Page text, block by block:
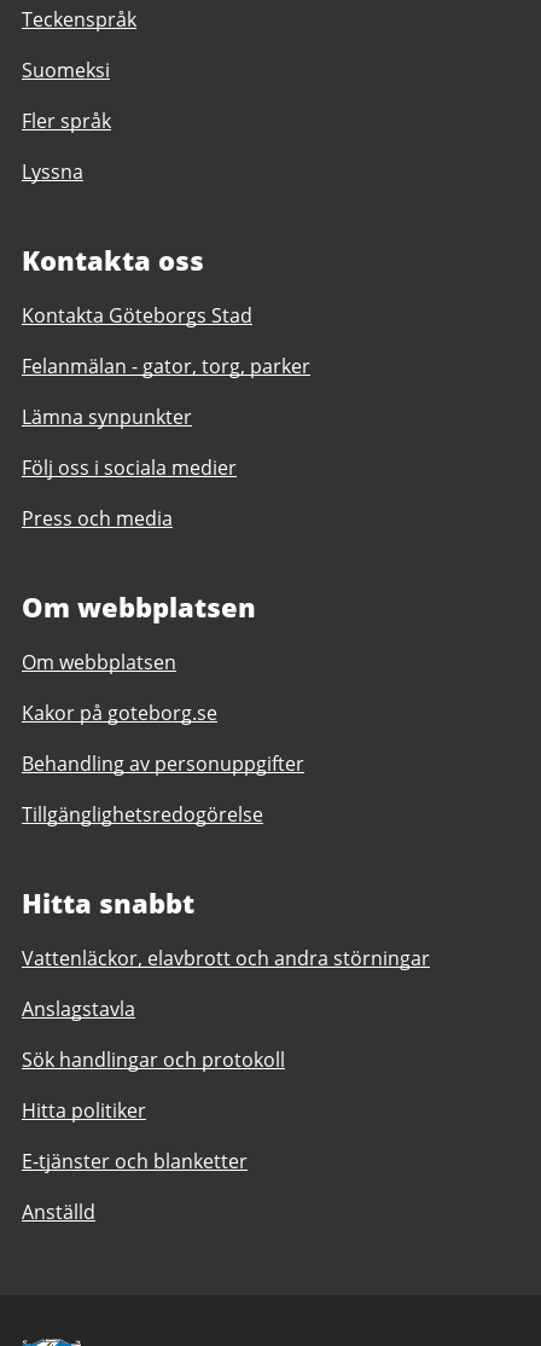
Teckenspråk
Suomeksi
Fler språk
Lyssna
Kontakta oss
Kontakta Göteborgs Stad
Felanmälan - gator, torg, parker
Lämna synpunkter
Följ oss i sociala medier
Press och media
Om webbplatsen
Om webbplatsen
Kakor på goteborg.se
Behandling av personuppgifter
Tillgänglighetsredogörelse
Hitta snabbt
Vattenläckor, elavbrott och andra störningar
Anslagstavla
Sök handlingar och protokoll
Hitta politiker
E-tjänster och blanketter
Anställd